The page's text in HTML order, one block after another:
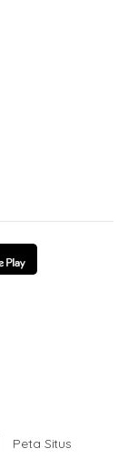
Peta Situs